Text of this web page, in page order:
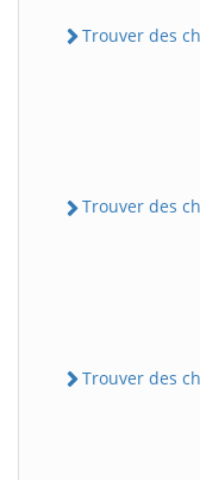
Trouver des
Trouver des
Trouver des